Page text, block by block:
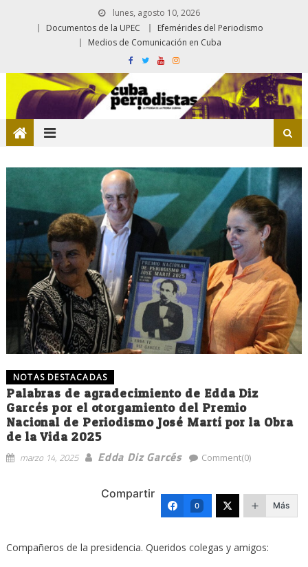
lunes, agosto 10, 2026
Documentos de la UPEC
Efemérides del Periodismo
Medios de Comunicación en Cuba
NOTAS DESTACADAS
Palabras de agradecimiento de Edda Diz
Garcés por el otorgamiento del Premio
Nacional de Periodismo José Martí por la Obra
de la Vida 2025
marzo 14, 2025 Edda Diz Garcés Comment(0)
Compartir
0 Más
Compañeros de la presidencia. Queridos colegas y amigos: